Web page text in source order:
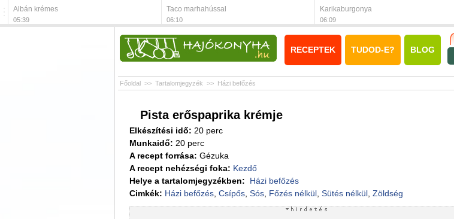
Albán krémes
05:39
Taco marhahússal
06:10
Karikaburgonya
06:09
RECEPTEK TUDOD-E? BLOG
Főoldal >> Tartalomjegyzék >> Házi befőzés
Pista erőspaprika krémje
Elkészítési idő: 20 perc
Munkaidő: 20 perc
A recept forrása: Gézuka
A recept nehézségi foka: Kezdő
Helye a tartalomjegyzékben:
Házi befőzés
Cimkék: Házi befőzés, Csípős, Sós, Főzés nélkül, Sütés nélkül, Zöldség